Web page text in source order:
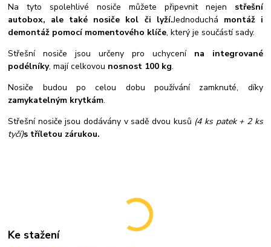
Na tyto spolehlivé nosiče můžete připevnit nejen střešní
autobox, ale také nosiče kol či lyží.Jednoduchá montáž i
demontáž pomocí momentového klíče, který je součástí sady.
Střešní nosiče jsou určeny pro uchycení na integrované
podélníky, mají celkovou nosnost 100 kg.
Nosiče budou po celou dobu používání zamknuté, díky
zamykatelným krytkám.
Střešní nosiče jsou dodávány v sadě dvou kusů (4 ks patek + 2 ks
tyčí)s tříletou zárukou.
Ke stažení